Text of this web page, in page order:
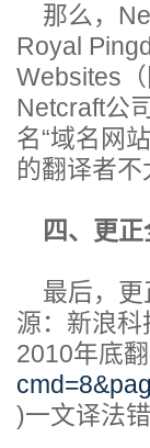
那么，
Royal
Websites
Netcraft公
名“域名网
的翻译者
四、更
最后，更
源：新浪
2010年底
)一文译法错